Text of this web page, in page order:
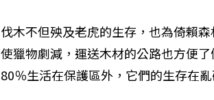
伐木不但殃及老虎的生存，也為倚賴
使獵物劇減，運送木材的公路也方便
80％生活在保護區外，它們的生存在